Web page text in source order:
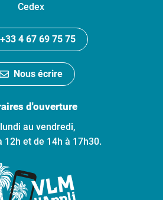
Cedex
+33 4 67 69 75 75
Nous écrire
d'ouverture
au vendredi,
12h et de 14h à 17h30.